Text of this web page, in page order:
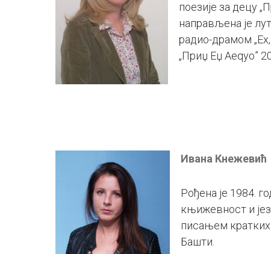
поезије за децу
направљена је
радио-драмом
„Приџ Еџ Аеqуо”
Ивана Кнежевић
Рођена је 1984.
књижевност и
писањем кратких
Башти.